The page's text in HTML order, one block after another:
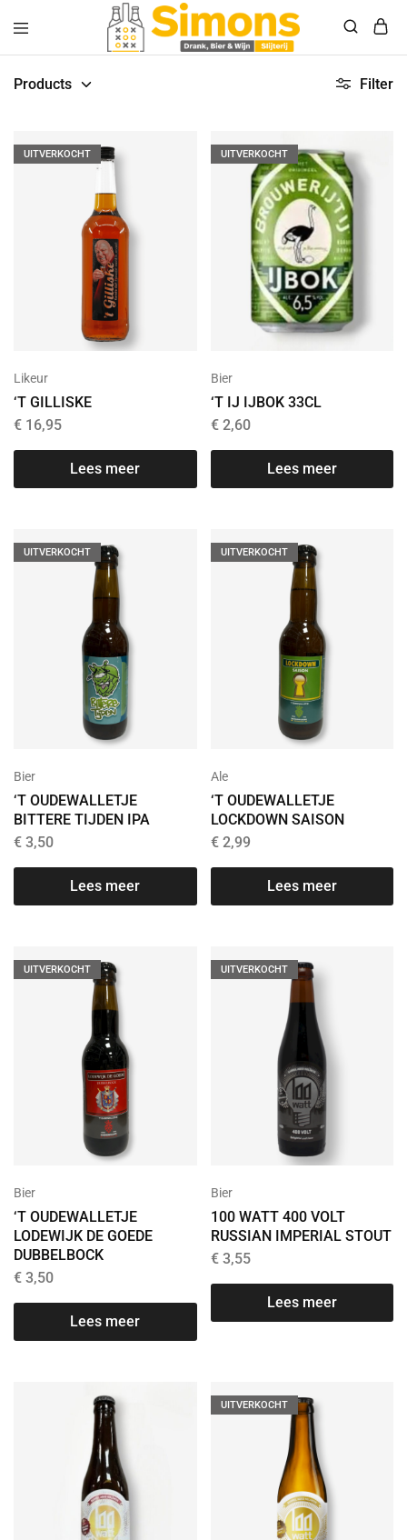
Simonsdrank.nl
Drank,
&
Products Filter
UITVERKOCHT
Likeur
‘T GILLISKE
€ 16,95
Lees meer
UITVERKOCHT
Bier
‘T IJ IJBOK 33CL
€2,60
Lees meer
UITVERKOCHT
Bier
‘T OUDEWALLETJE
BITTERE TIJDEN IPA
€ 3,50
Lees meer
UITVERKOCHT
Ale
‘T OUDEWALLETJE
LOCKDOWN SAISON
€2,99
Lees meer
UITVERKOCHT
Bier
‘T OUDEWALLETJE
LODEWIJK DE GOEDE
DUBBELBOCK
€ 3,50
Lees meer
UITVERKOCHT
Bier
100 WATT 400 VOLT
RUSSIAN IMPERIAL STOUT
€3,55
Lees meer
UITVERKOCHT